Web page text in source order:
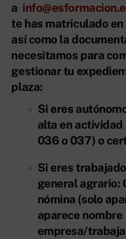
a
te has matriculado
así como la
necesitamos para
gestionar tu
plaza:
Si eres
alta en actividad
036 o 037) o
Si eres
general agrario:
nómina (solo
aparece nombre
empresa/